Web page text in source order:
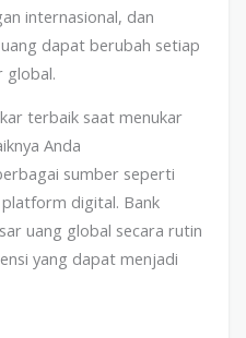
internasional, dan
dapat berubah setiap
global.
terbaik saat menukar
Anda
sumber seperti
digital. Bank
uang global secara rutin
yang dapat menjadi